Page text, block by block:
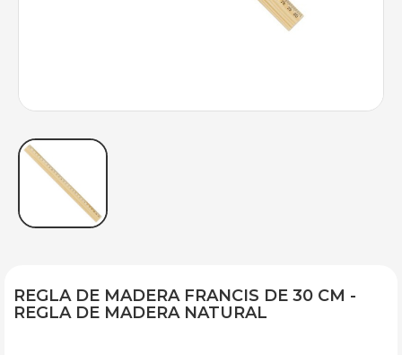
REGLA DE MADERA FRANCIS DE 30 CM -
REGLA DE MADERA NATURAL